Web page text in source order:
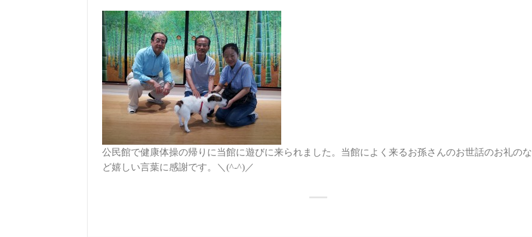
公民館で健康体操の帰りに当館に遊びに来られました。当館によく来るお孫さんのお世話のお礼のな
ど嬉しい言葉に感謝です。＼(^-^)／